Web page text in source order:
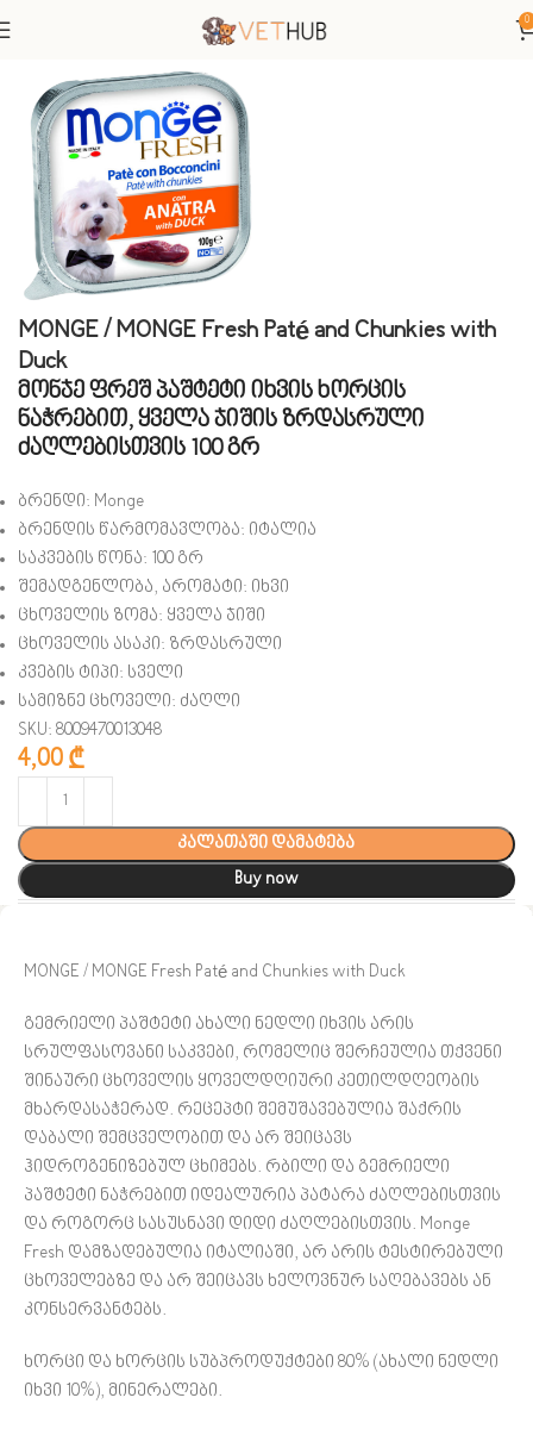
0
საკვები
MONGE / MONGE Fresh Paté and Chunkies with
Duck
მონჯე ფრეშ პაშტეტი იხვის ხორცის
ნაჭრებით, ყველა ჯიშის ზრდასრული
ძაღლებისთვის 100 გრ
ბრენდი: Monge
ბრენდის წარმომავლობა: იტალია
საკვების წონა: 100 გრ
შემადგენლობა, არომატი: იხვი
ცხოველის ზომა: ყველა ჯიში
ცხოველის ასაკი: ზრდასრული
კვების ტიპი: სველი
სამიზნე ცხოველი: ძაღლი
SKU: 8009470013048
4,00 ₾
კალათაში დამატება
Buy now
MONGE / MONGE Fresh Paté and Chunkies with Duck
გემრიელი პაშტეტი ახალი ნედლი იხვის არის
სრულფასოვანი საკვები, რომელიც შერჩეულია თქვენი
შინაური ცხოველის ყოველდღიური კეთილდღეობის
მხარდასაჭერად. რეცეპტი შემუშავებულია შაქრის
დაბალი შემცველობით და არ შეიცავს
ჰიდროგენიზებულ ცხიმებს. რბილი და გემრიელი
პაშტეტი ნაჭრებით იდეალურია პატარა ძაღლებისთვის
და როგორც სასუსნავი დიდი ძაღლებისთვის. Monge
Fresh დამზადებულია იტალიაში, არ არის ტესტირებული
ცხოველებზე და არ შეიცავს ხელოვნურ საღებავებს ან
კონსერვანტებს.
ხორცი და ხორცის სუბპროდუქტები 80% (ახალი ნედლი
იხვი 10%), მინერალები.